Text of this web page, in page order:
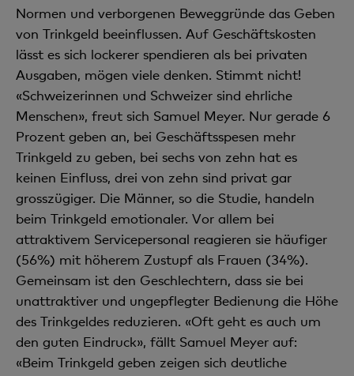
Normen und verborgenen Beweggründe das Geben
von Trinkgeld beeinflussen. Auf Geschäftskosten
lässt es sich lockerer spendieren als bei privaten
Ausgaben, mögen viele denken. Stimmt nicht!
«Schweizerinnen und Schweizer sind ehrliche
Menschen», freut sich Samuel Meyer. Nur gerade 6
Prozent geben an, bei Geschäftsspesen mehr
Trinkgeld zu geben, bei sechs von zehn hat es
keinen Einfluss, drei von zehn sind privat gar
grosszügiger. Die Männer, so die Studie, handeln
beim Trinkgeld emotionaler. Vor allem bei
attraktivem Servicepersonal reagieren sie häufiger
(56%) mit höherem Zustupf als Frauen (34%).
Gemeinsam ist den Geschlechtern, dass sie bei
unattraktiver und ungepflegter Bedienung die Höhe
des Trinkgeldes reduzieren. «Oft geht es auch um
den guten Eindruck», fällt Samuel Meyer auf:
«Beim Trinkgeld geben zeigen sich deutliche